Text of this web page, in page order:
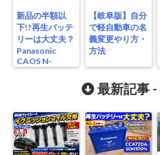
新品の半額以
下!?再生バッテ
リーは大丈夫？
Panasonic
CAOS N-
S115/A4を実測
【岐阜版】自分
で軽自動車の名
義変更やり方・
方法
最新記事 -